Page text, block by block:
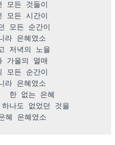
모든 것들이
모든 시간이
모든 순간이
라 은혜였소
저녁의 노을
가을의 열매
모든 순간이
라 은혜였소
한 없는 은혜
나도 없었던 것을
혜 은혜였소